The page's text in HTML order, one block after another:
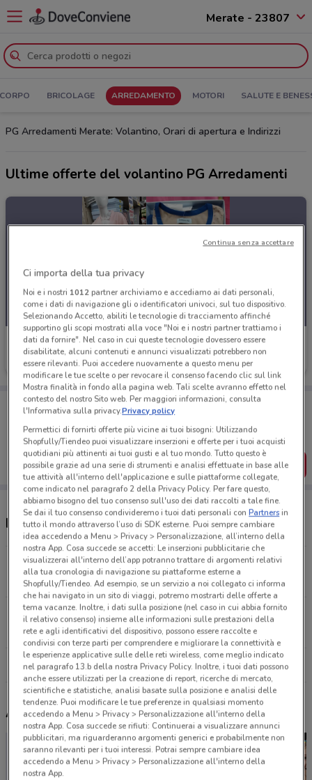
Merate - 23807
BRICOLAGE ARREDAMENTO MOTORI SALUTE E
PG Arredamenti Merate: Volantino, Orari di apertura e Indirizzi
Ultime offerte del volantino PG Arredamenti
PG Arredamenti
Scade il 22/09
Porta DoveConviene sempre con te!
Puoi trovare le migliori offerte dei negozi vicino a te,
salvarle e creare la tua lista del risparmio, comodamente
dal tuo cellulare.
SCARICA L’APP
Negozi PG Arredamenti a Merate
Corso Carlo Alberto, 120 Lecco
15.7 km
APERTO
Via Trieste Erba
18.5 km
APERTO
Tutti i negozi PG Arredamenti
Altri volantini nelle vicinanze
Ci importa della tua privacy
Noi e i nostri 1012partner archiviamo e accediamo ai dati personali,
come i dati di navigazione gli o identificatori univoci, sul tuo dispositivo.
Selezionando Accetto, abiliti le tecnologie di tracciamento affinché
supportino gli scopi mostrati alla voce "Noi e i nostri partner trattiamo i
dati da fornire". Nel caso in cui queste tecnologie dovessero essere
disabilitate, alcuni contenuti e annunci visualizzati potrebbero non
essere rilevanti. Puoi accedere nuovamente a questo menu per
modificare le tue scelte o per revocare il consenso facendo clic sul link
Mostra finalità in fondo alla pagina web. Tali scelte avranno effetto nel
contesto del nostro Sito web. Per maggiori informazioni, consulta
l'Informativa sulla privacy.Privacy policy
Permettici di fornirti offerte più vicine ai tuoi bisogni: Utilizzando
Shopfully/Tiendeo puoi visualizzare inserzioni e offerte per i tuoi acquisti
quotidiani più attinenti ai tuoi gusti e al tuo mondo. Tutto questo è
possibile grazie ad una serie di strumenti e analisi effettuate in base alle
tue attività all'interno dell'applicazione e sulle piattaforme collegate,
come indicato nel paragrafo 2 della Privacy Policy. Per fare questo,
abbiamo bisogno del tuo consenso sull'uso dei dati raccolti a tale fine.
Se dai il tuo consenso condivideremo i tuoi dati personali conPartnersin
tutto il mondo attraverso l’uso di SDK esterne. Puoi sempre cambiare
idea accedendo a Menu > Privacy > Personalizzazione, all’interno della
nostra App. Cosa succede se accetti: Le inserzioni pubblicitarie che
visualizzerai all'interno dell’app potranno trattare di argomenti relativi
alla tua cronologia di navigazione su piattaforme esterne a
Shopfully/Tiendeo. Ad esempio, se un servizio a noi collegato ci informa
che hai navigato in un sito di viaggi, potremo mostrarti delle offerte a
tema vacanze. Inoltre, i dati sulla posizione (nel caso in cui abbia fornito
il relativo consenso) insieme alle informazioni sulle prestazioni della
rete e agli identificativi del dispositivo, possono essere raccolte e
condivisi con terze parti per comprendere e migliorare la connettività e
le esperienze applicative sulle delle reti wireless, come meglio indicato
nel paragrafo 13.b della nostra Privacy Policy. Inoltre, i tuoi dati possono
anche essere utilizzati per la creazione di report, ricerche di mercato,
scientifiche e statistiche, analisi basate sulla posizione e analisi delle
tendenze. Puoi modificare le tue preferenze in qualsiasi momento
accedendo a Menu > Privacy > Personalizzazione all'interno della
nostra App. Cosa succede se rifiuti: Continuerai a visualizzare annunci
pubblicitari, ma riguarderanno argomenti generici e probabilmente non
saranno rilevanti per i tuoi interessi. Potrai sempre cambiare idea
accedendo a Menu > Privacy > Personalizzazione all'interno della
nostra App.
Continua senza accettare